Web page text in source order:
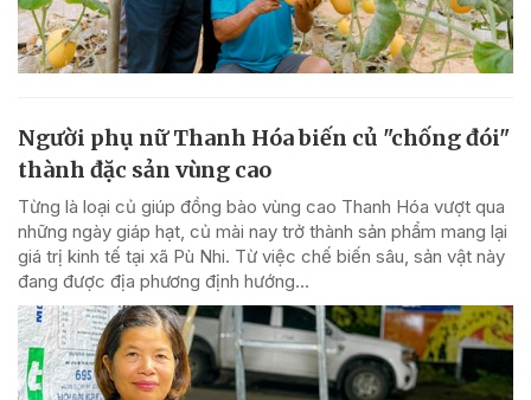
Người phụ nữ Thanh Hóa biến củ "chống đói"
thành đặc sản vùng cao
Từng là loại củ giúp đồng bào vùng cao Thanh Hóa vượt qua
những ngày giáp hạt, củ mài nay trở thành sản phẩm mang lại
giá trị kinh tế tại xã Pù Nhi. Từ việc chế biến sâu, sản vật này
đang được địa phương định hướng...